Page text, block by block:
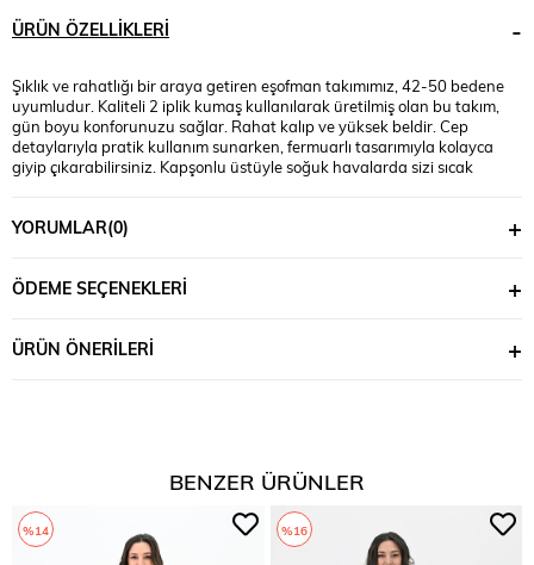
ÜRÜN ÖZELLIKLERI
Şıklık ve rahatlığı bir araya getiren eşofman takımımız, 42-50 bedene
uyumludur. Kaliteli 2 iplik kumaş kullanılarak üretilmiş olan bu takım,
gün boyu konforunuzu sağlar. Rahat kalıp ve yüksek beldir. Cep
detaylarıyla pratik kullanım sunarken, fermuarlı tasarımıyla kolayca
giyip çıkarabilirsiniz. Kapşonlu üstüyle soğuk havalarda sizi sıcak
Boy: 1,80 Kilo: 90 Göğüs: 90 Bel: 89 Basen: 116
YORUMLAR(0)
ÖDEME SEÇENEKLERI
ÜRÜN ÖNERILERI
BENZER ÜRÜNLER
%14 %16